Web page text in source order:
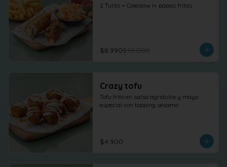
2 Tutito + Coleslaw l+ papas fritas.
$8.990$10.000
Crazy tofu
Tofu frito en salsa agridulce y mayo
especial con topping sesamo
$4.900